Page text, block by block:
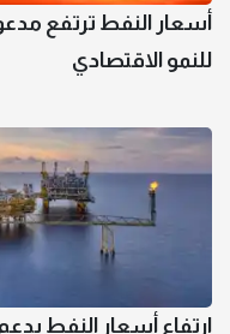
أسعار النفط ترتفع
للنمو الاقتصادي
ارتفاع أسعار النفط